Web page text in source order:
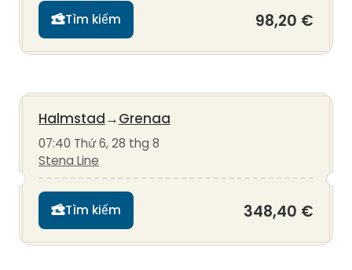
Tìm kiếm 98,20 €
Halmstad→Grenaa
07:40 Thứ 6, 28 thg 8
Stena Line
Tìm kiếm 348,40 €